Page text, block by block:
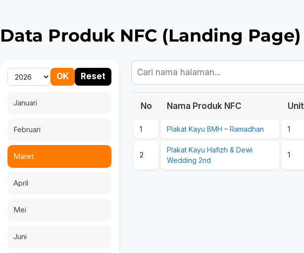
Data Produk NFC (Landing Page)
OK Reset
Januari
Februari
Maret
April
Mei
Juni
No Nama Produk NFC Unit
1 Plakat Kayu BMH – Ramadhan 1
2
Plakat Kayu Hafizh & Dewi
Wedding 2nd
1